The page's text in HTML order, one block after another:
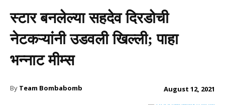
स्टार बनलेल्या सहदेव दिरडोची
नेटकऱ्यांनी उडवली खिल्ली; पाहा
भन्नाट मीम्स
By Team Bombabomb August 12, 2021